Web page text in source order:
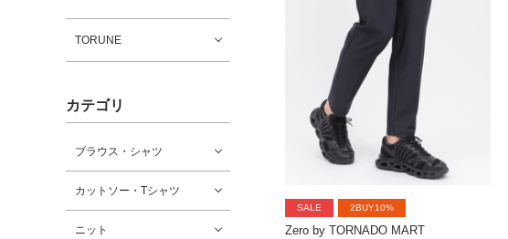
TORUNE
カテゴリ
ブラウス・シャツ
カットソー・Tシャツ
ニット
SALE 2BUY10%
Zero by TORNADO MART